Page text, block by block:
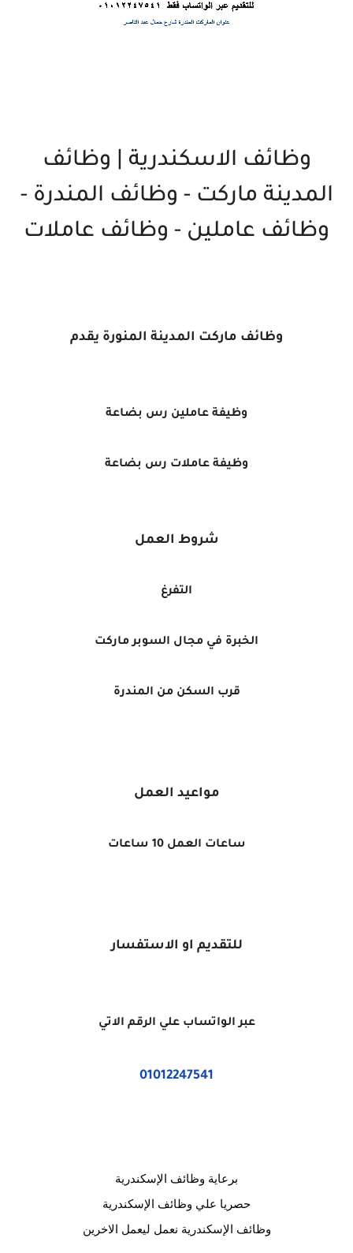
وظائف الاسكندرية | وظائف
المدينة ماركت - وظائف المندرة -
وظائف عاملين - وظائف عاملات
وظائف ماركت المدينة المنورة يقدم
وظيفة عاملين رس بضاعة
وظيفة عاملات رس بضاعة
شروط العمل
التفرغ
الخبرة في مجال السوبر ماركت
قرب السكن من المندرة
مواعيد العمل
ساعات العمل 10 ساعات
للتقديم او الاستفسار
عبر الواتساب علي الرقم الاتي
01012247541
برعاية وظائف الإسكندرية
حصريا علي وظائف الإسكندرية
وظائف الإسكندرية نعمل ليعمل الاخرين